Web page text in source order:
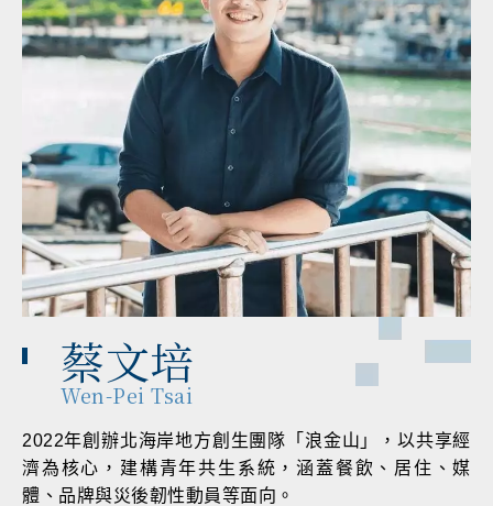
蔡文培
Wen-Pei Tsai
2022年創辦北海岸地方創生團隊「浪金山」，以共享經
濟為核心，建構青年共生系統，涵蓋餐飲、居住、媒
體、品牌與災後韌性動員等面向。